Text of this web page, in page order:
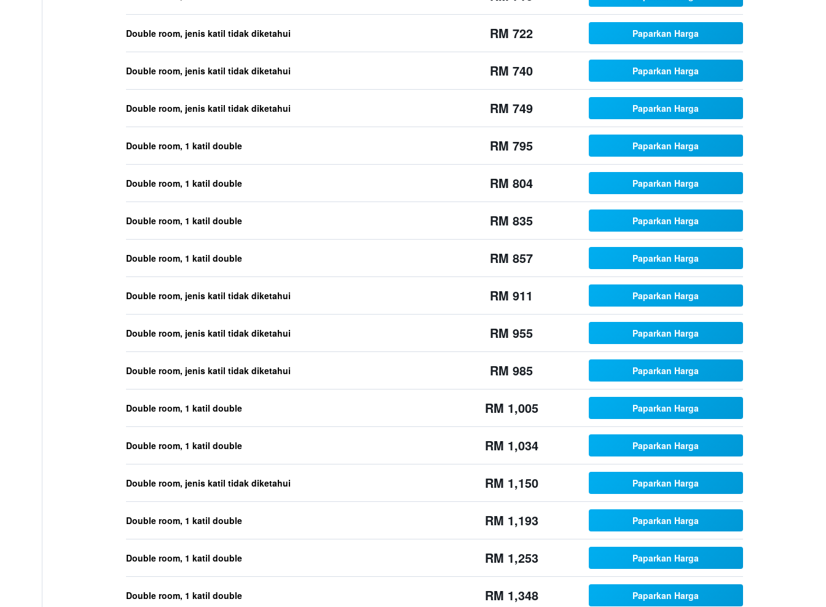
Double room, jenis katil tidak diketahui RM 722 Paparkan Harga
Double room, jenis katil tidak diketahui RM 740 Paparkan Harga
Double room, jenis katil tidak diketahui RM 749 Paparkan Harga
Double room, 1 katil double RM 795 Paparkan Harga
Double room, 1 katil double RM 804 Paparkan Harga
Double room, 1 katil double RM 835 Paparkan Harga
Double room, 1 katil double RM 857 Paparkan Harga
Double room, jenis katil tidak diketahui RM 911 Paparkan Harga
Double room, jenis katil tidak diketahui RM 955 Paparkan Harga
Double room, jenis katil tidak diketahui RM 985 Paparkan Harga
Double room, 1 katil double RM 1,005 Paparkan Harga
Double room, 1 katil double RM 1,034 Paparkan Harga
Double room, jenis katil tidak diketahui RM 1,150 Paparkan Harga
Double room, 1 katil double RM 1,193 Paparkan Harga
Double room, 1 katil double RM 1,253 Paparkan Harga
Double room, 1 katil double RM 1,348 Paparkan Harga